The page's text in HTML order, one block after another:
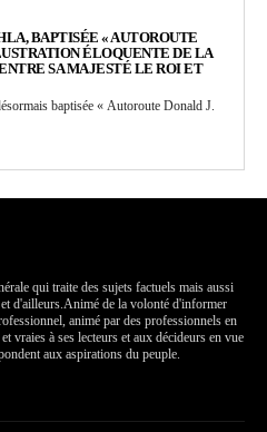
BAPTISÉE « AUTOROUTE
ÉLOQUENTE DE LA
SA MAJESTÉ LE ROI ET
baptisée « Autoroute Donald J.
qui traite des sujets factuels mais aussi
d'ailleurs.Animé de la volonté d'informer
animé par des professionnels en
vraies à ses lecteurs et aux décideurs en vue
aux aspirations du peuple.